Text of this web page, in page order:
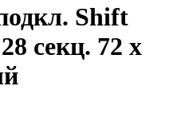
Shift
секц. 72 х